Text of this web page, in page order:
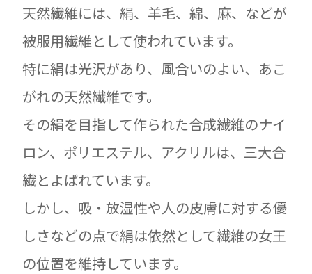
天然繊維には、絹、羊毛、綿、麻、などが
被服用繊維として使われています。
特に絹は光沢があり、風合いのよい、あこ
がれの天然繊維です。
その絹を目指して作られた合成繊維のナイ
ロン、ポリエステル、アクリルは、三大合
繊とよばれています。
しかし、吸・放湿性や人の皮膚に対する優
しさなどの点で絹は依然として繊維の女王
の位置を維持しています。